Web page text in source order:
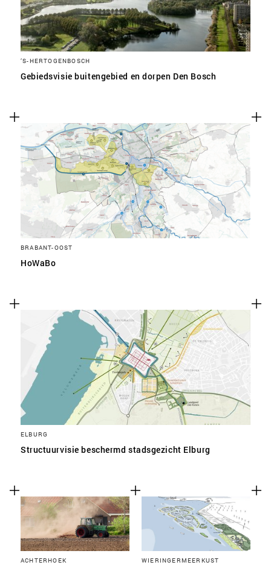
‘S-HERTOGENBOSCH
Gebiedsvisie buitengebied en dorpen Den Bosch
BRABANT-OOST
HoWaBo
ELBURG
Structuurvisie beschermd stadsgezicht Elburg
ACHTERHOEK WIERINGERMEERKUST